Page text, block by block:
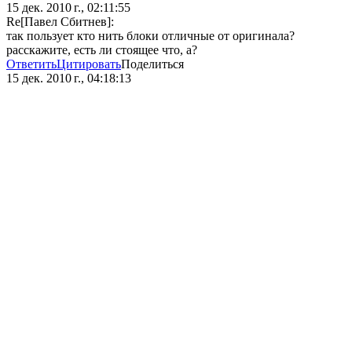
15 дек. 2010 г., 02:11:55
Re[Павел Сбитнев]:
так пользует кто нить блоки отличные от оригинала?
расскажите, есть ли стоящее что, а?
ОтветитьЦитироватьПоделиться
15 дек. 2010 г., 04:18:13